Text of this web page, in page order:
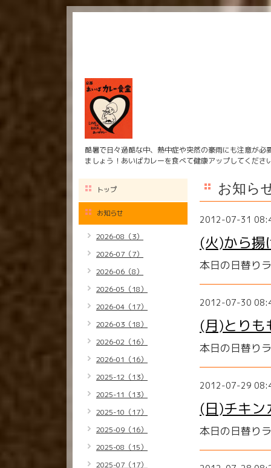
酷暑で日々過酷な中、熱中症や突然の豪雨にも注意が
ましょう！あいばカレーを食べて健康アップしてくださ
お知ら
2012-07-31
(火)から揚
本日の日替り
2012-07-30
(月)とりも
本日の日替り
2012-07-29
(日)チキン
本日の日替り
トップ
お知らせ
2026-08（3）
2026-07（7）
2026-06（8）
2026-05（18）
2026-04（17）
2026-03（18）
2026-02（16）
2026-01（16）
2025-12（13）
2025-11（13）
2025-10（17）
2025-09（16）
2025-08（15）
2025-07（17）